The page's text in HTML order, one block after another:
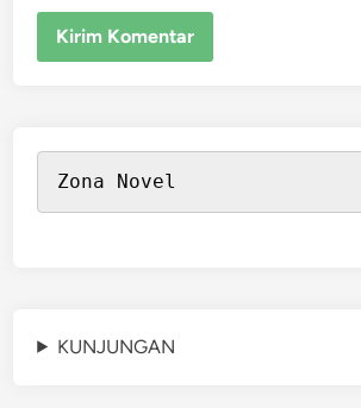
Zona Novel
KUNJUNGAN